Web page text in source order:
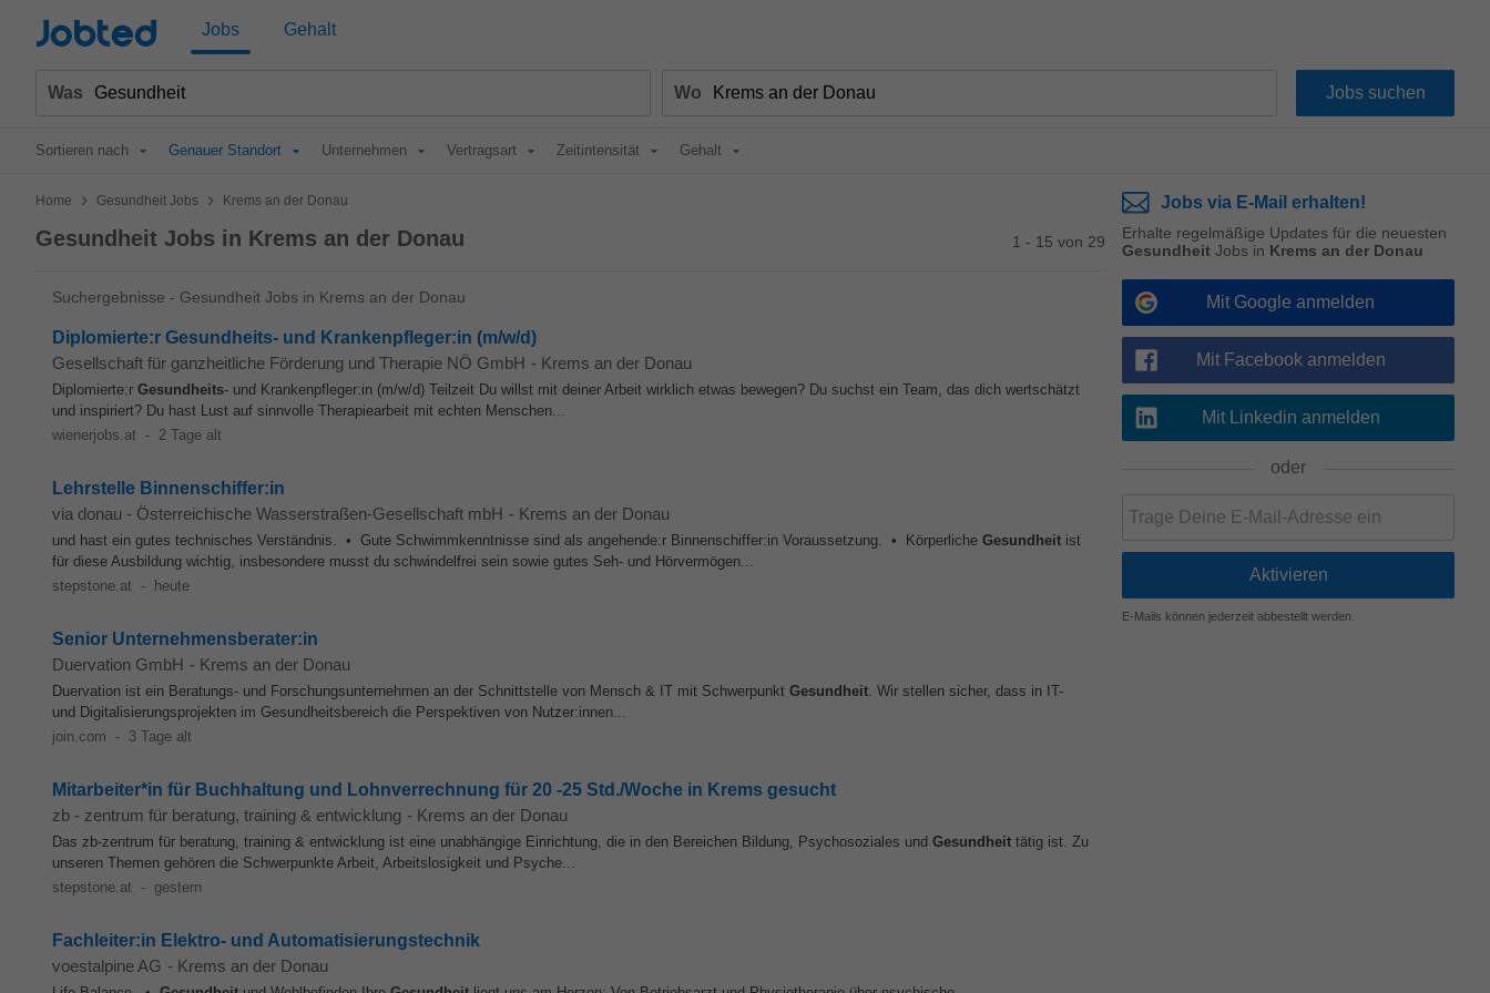
Jobted Jobs Gehalt
Was Wo
Sortieren nach Genauer Standort Unternehmen Vertragsart Zeitintensität Gehalt
Home > Gesundheit Jobs > Krems an der Donau
Gesundheit Jobs in Krems an der Donau 1 - 15 von 29
Suchergebnisse - Gesundheit Jobs in Krems an der Donau
Diplomierte:r Gesundheits- und Krankenpfleger:in (m/w/d)
Gesellschaft für ganzheitliche Förderung und Therapie NÖ GmbH - Krems an der Donau
Diplomierte:r Gesundheits- und Krankenpfleger:in (m/w/d) Teilzeit Du willst mit deiner Arbeit wirklich etwas bewegen? Du suchst ein Team, das dich wertschätzt
und inspiriert? Du hast Lust auf sinnvolle Therapiearbeit mit echten Menschen...
wienerjobs.at - 2 Tage alt
Lehrstelle Binnenschiffer:in
via donau - Österreichische Wasserstraßen-Gesellschaft mbH - Krems an der Donau
und hast ein gutes technisches Verständnis. • Gute Schwimmkenntnisse sind als angehende:r Binnenschiffer:in Voraussetzung. • Körperliche Gesundheit ist
für diese Ausbildung wichtig, insbesondere musst du schwindelfrei sein sowie gutes Seh- und Hörvermögen...
stepstone.at - heute
Senior Unternehmensberater:in
Duervation GmbH - Krems an der Donau
Duervation ist ein Beratungs- und Forschungsunternehmen an der Schnittstelle von Mensch & IT mit Schwerpunkt Gesundheit. Wir stellen sicher, dass in IT-
und Digitalisierungsprojekten im Gesundheitsbereich die Perspektiven von Nutzer:innen...
join.com - 3 Tage alt
Mitarbeiter*in für Buchhaltung und Lohnverrechnung für 20 -25 Std./Woche in Krems gesucht
zb - zentrum für beratung, training & entwicklung - Krems an der Donau
Das zb-zentrum für beratung, training & entwicklung ist eine unabhängige Einrichtung, die in den Bereichen Bildung, Psychosoziales und Gesundheit tätig ist. Zu
unseren Themen gehören die Schwerpunkte Arbeit, Arbeitslosigkeit und Psyche...
stepstone.at - gestern
Fachleiter:in Elektro- und Automatisierungstechnik
voestalpine AG - Krems an der Donau
Jobs via E-Mail erhalten!
Erhalte regelmäßige Updates für die neuesten
Gesundheit Jobs in Krems an der Donau
Mit Google anmelden
Mit Facebook anmelden
Mit Linkedin anmelden
oder
E-Mails können jederzeit abbestellt werden.